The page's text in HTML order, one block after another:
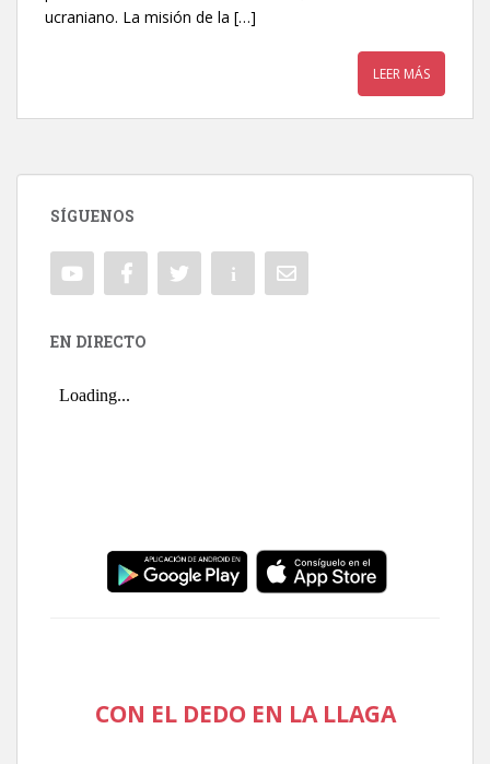
ucraniano. La misión de la […]
LEER MÁS
SÍGUENOS
EN DIRECTO
CON EL DEDO EN LA LLAGA